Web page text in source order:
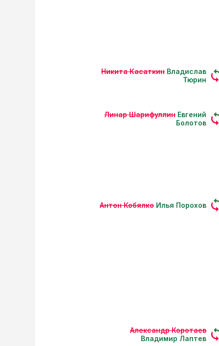
Никита Касаткин Владислав
Тюрин
Линар Шарифуллин Евгений
Болотов
Антон Кобялко Илья Порохов
Александр Коротаев
Владимир Лаптев